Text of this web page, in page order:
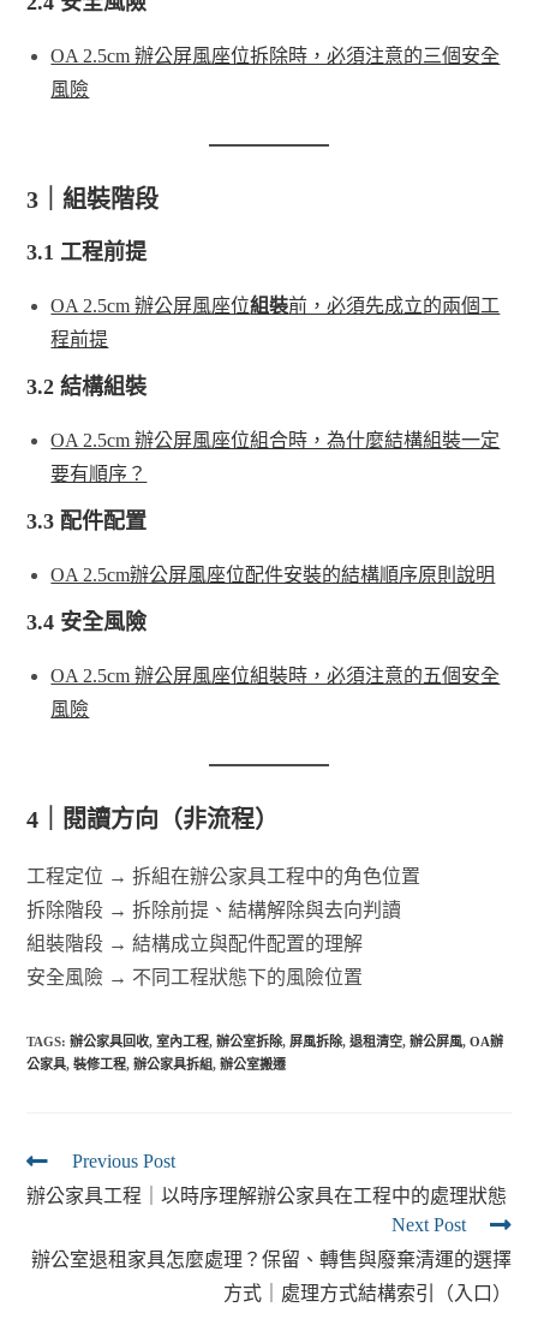
OA 2.5cm 辦公屏風座位拆除時，必須注意的三個安全
風險
3｜組裝階段
3.1 工程前提
OA 2.5cm 辦公屏風座位組裝前，必須先成立的兩個工
程前提
3.2 結構組裝
OA 2.5cm 辦公屏風座位組合時，為什麼結構組裝一定
要有順序？
3.3 配件配置
OA 2.5cm辦公屏風座位配件安裝的結構順序原則說明
3.4 安全風險
OA 2.5cm 辦公屏風座位組裝時，必須注意的五個安全
風險
4｜閱讀方向（非流程）
工程定位 → 拆組在辦公家具工程中的角色位置
拆除階段 → 拆除前提、結構解除與去向判讀
組裝階段 → 結構成立與配件配置的理解
安全風險 → 不同工程狀態下的風險位置
TAGS:辦公家具回收, 室內工程, 辦公室拆除, 屏風拆除, 退租清空, 辦公屏風, OA辦
公家具, 裝修工程, 辦公家具拆組, 辦公室搬遷
Previous Post
辦公家具工程｜以時序理解辦公家具在工程中的處理狀態
Next Post
辦公室退租家具怎麼處理？保留、轉售與廢棄清運的選擇
方式｜處理方式結構索引（入口）